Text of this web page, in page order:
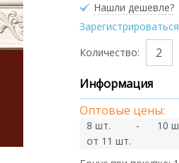
Нашли дешевле?
Количество:
Информация
Оптовые цены:
8 шт. - 10
от 11 шт.